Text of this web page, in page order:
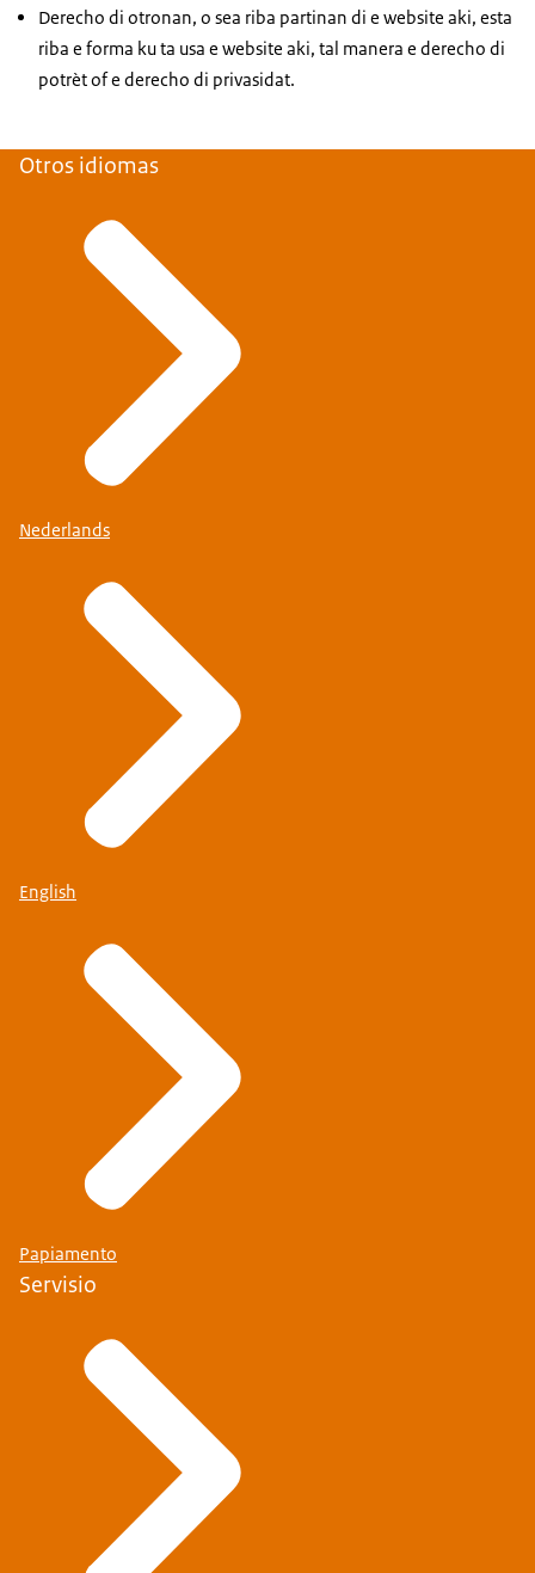
Derecho di otronan, o sea riba partinan di e website aki, esta
riba e forma ku ta usa e website aki, tal manera e derecho di
potrèt of e derecho di privasidat.
Otros idiomas
Nederlands
English
Papiamento
Servisio